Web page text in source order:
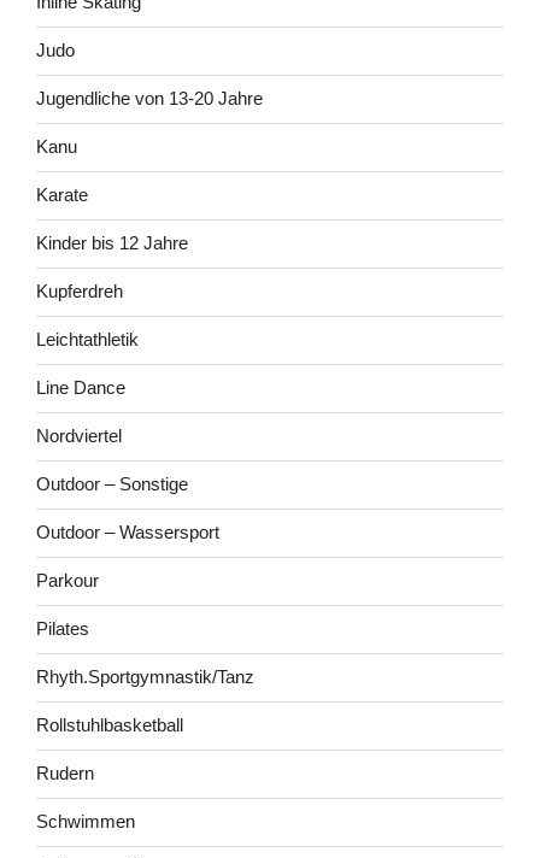
Judo
Jugendliche von 13-20 Jahre
Kanu
Karate
Kinder bis 12 Jahre
Kupferdreh
Leichtathletik
Line Dance
Nordviertel
Outdoor – Sonstige
Outdoor – Wassersport
Parkour
Pilates
Rhyth.Sportgymnastik/Tanz
Rollstuhlbasketball
Rudern
Schwimmen